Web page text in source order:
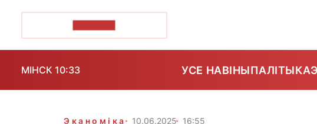
МІНСК 10:33 УСЕ НАВІНЫПАЛІТЫКА
Эканоміка 10.06.2025 16:55